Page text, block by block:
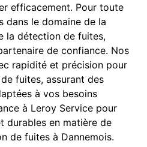
efficacement. Pour toute
dans le domaine de la
la détection de fuites,
de confiance. Nos
rapidité et précision pour
fuites, assurant des
à vos besoins
à Leroy Service pour
durables en matière de
de fuites à Dannemois.